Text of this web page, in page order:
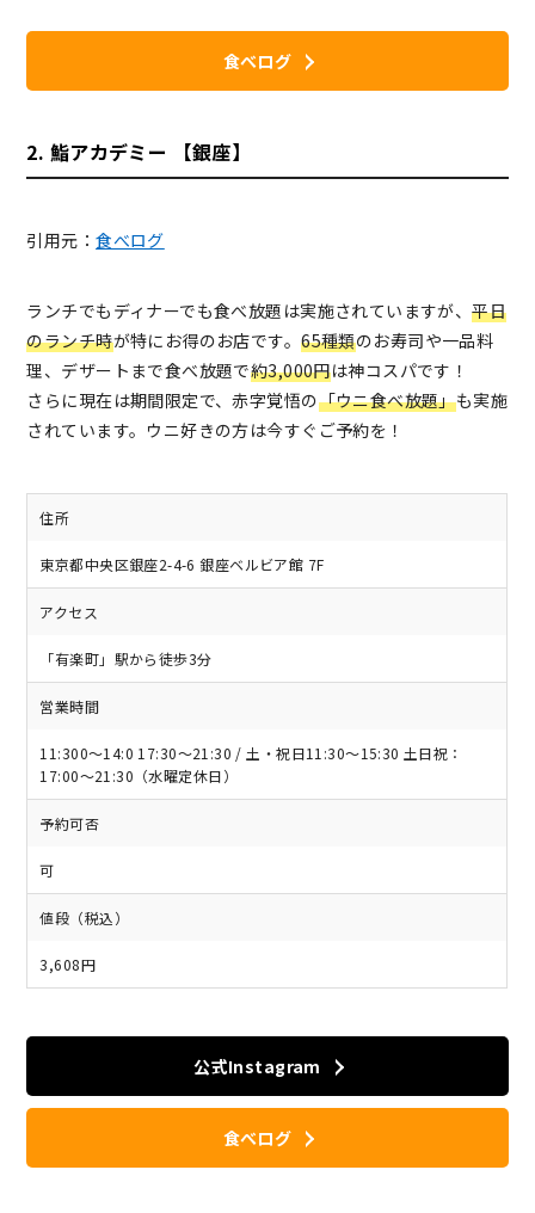
食べログ
2. 鮨アカデミー 【銀座】
引用元：食べログ
ランチでもディナーでも食べ放題は実施されていますが、平日
のランチ時が特にお得のお店です。65種類のお寿司や一品料
理、デザートまで食べ放題で約3,000円は神コスパです！
さらに現在は期間限定で、赤字覚悟の「ウニ食べ放題」も実施
されています。ウニ好きの方は今すぐご予約を！
住所
東京都中央区銀座2-4-6 銀座ベルビア館 7F
アクセス
「有楽町」駅から徒歩3分
営業時間
11:300～14:0 17:30～21:30 / 土・祝日11:30～15:30 土日祝：
17:00～21:30（水曜定休日）
予約可否
可
値段（税込）
3,608円
公式Instagram
食べログ